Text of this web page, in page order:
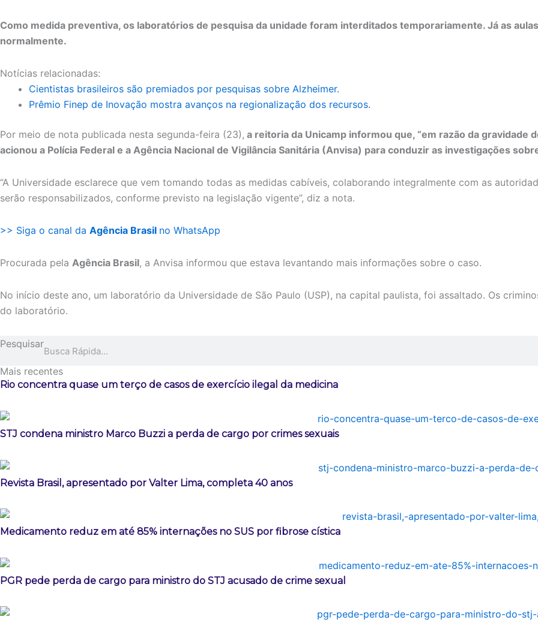
Como medida preventiva, os laboratórios de pesquisa da unidade foram interditados temporariamente. Já as
normalmente.
Notícias relacionadas:
Cientistas brasileiros são premiados por pesquisas sobre Alzheimer.
Prêmio Finep de Inovação mostra avanços na regionalização dos recursos.
Por meio de nota publicada nesta segunda-feira (23), a reitoria da Unicamp informou que, “em razão da gravidade
acionou a Polícia Federal e a Agência Nacional de Vigilância Sanitária (Anvisa) para conduzir as investigações
“A Universidade esclarece que vem tomando todas as medidas cabíveis, colaborando integralmente com as
serão responsabilizados, conforme previsto na legislação vigente”, diz a nota.
>> Siga o canal da Agência Brasil no WhatsApp
Procurada pela Agência Brasil, a Anvisa informou que estava levantando mais informações sobre o caso.
No início deste ano, um laboratório da Universidade de São Paulo (USP), na capital paulista, foi assaltado. Os
do laboratório.
Pesquisar
Mais recentes
Rio concentra quase um terço de casos de exercício ilegal da medicina
STJ condena ministro Marco Buzzi a perda de cargo por crimes sexuais
Revista Brasil, apresentado por Valter Lima, completa 40 anos
Medicamento reduz em até 85% internações no SUS por fibrose cística
PGR pede perda de cargo para ministro do STJ acusado de crime sexual